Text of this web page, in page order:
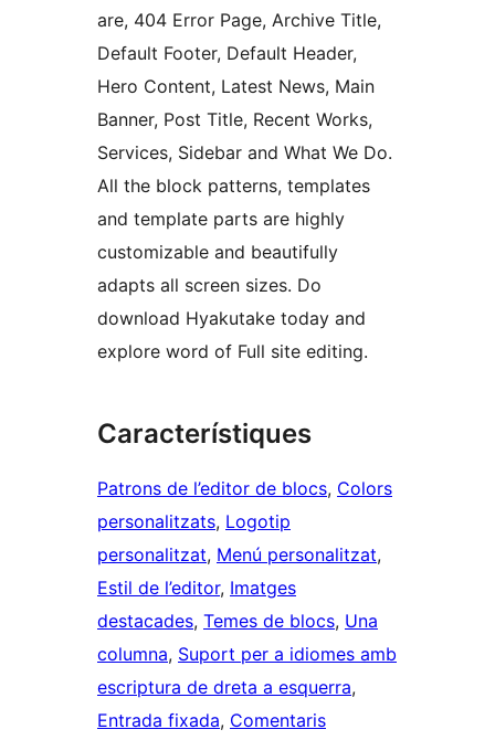
are, 404 Error Page, Archive Title,
Default Footer, Default Header,
Hero Content, Latest News, Main
Banner, Post Title, Recent Works,
Services, Sidebar and What We Do.
All the block patterns, templates
and template parts are highly
customizable and beautifully
adapts all screen sizes. Do
download Hyakutake today and
explore word of Full site editing.
Característiques
Patrons de l’editor de blocs, Colors
personalitzats, Logotip
personalitzat, Menú personalitzat
Estil de l’editor, Imatges
destacades, Temes de blocs, Una
columna, Suport per a idiomes amb
escriptura de dreta a esquerra
Entrada fixada, Comentaris